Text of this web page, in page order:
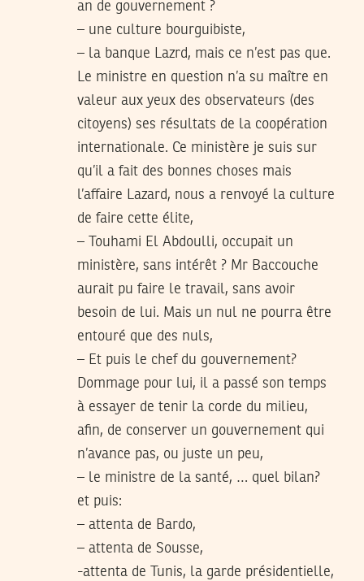
an de gouvernement ?
– une culture bourguibiste,
– la banque Lazrd, mais ce n’est pas que.
Le ministre en question n’a su maître en
valeur aux yeux des observateurs (des
citoyens) ses résultats de la coopération
internationale. Ce ministère je suis sur
qu’il a fait des bonnes choses mais
l’affaire Lazard, nous a renvoyé la culture
de faire cette élite,
– Touhami El Abdoulli, occupait un
ministère, sans intérêt ? Mr Baccouche
aurait pu faire le travail, sans avoir
besoin de lui. Mais un nul ne pourra être
entouré que des nuls,
– Et puis le chef du gouvernement?
Dommage pour lui, il a passé son temps
à essayer de tenir la corde du milieu,
afin, de conserver un gouvernement qui
n’avance pas, ou juste un peu,
– le ministre de la santé, … quel bilan?
et puis:
– attenta de Bardo,
– attenta de Sousse,
-attenta de Tunis, la garde présidentielle,